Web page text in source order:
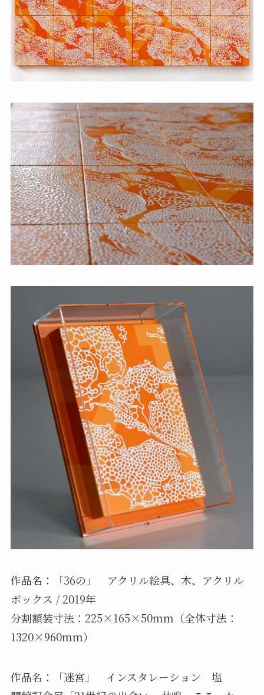
作品名：「36の」 アクリル絵具、木、アクリル
ボックス / 2019年
分割額装寸法：225×165×50mm（全体寸法：
1320×960mm）
作品名：「迷宮」 インスタレーション 塩